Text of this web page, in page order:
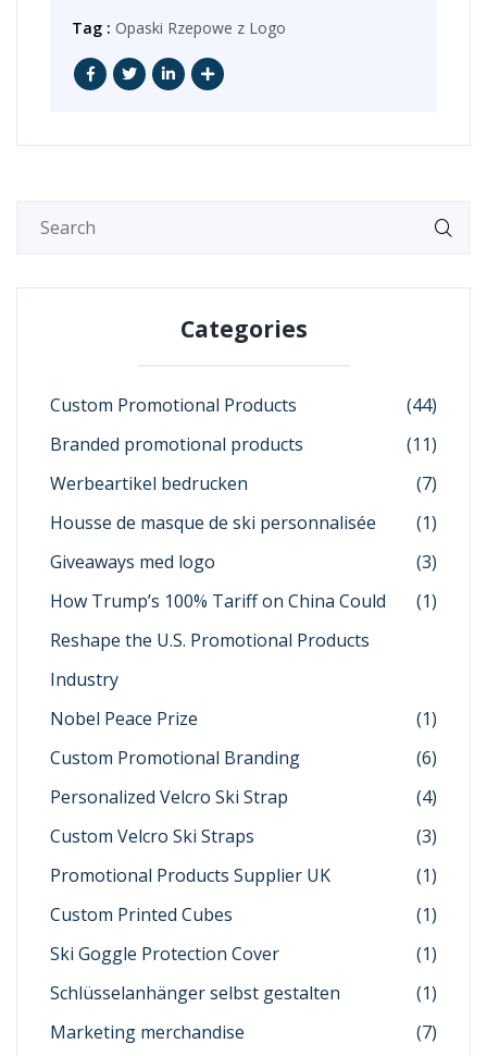
Tag : Opaski Rzepowe z Logo
Categories
Custom Promotional Products
(44)
Branded promotional products
(11)
Werbeartikel bedrucken
(7)
Housse de masque de ski personnalisée
(1)
Giveaways med logo
(3)
How Trump’s 100% Tariff on China Could
Reshape the U.S. Promotional Products
Industry
(1)
Nobel Peace Prize
(1)
Custom Promotional Branding
(6)
Personalized Velcro Ski Strap
(4)
Custom Velcro Ski Straps
(3)
Promotional Products Supplier UK
(1)
Custom Printed Cubes
(1)
Ski Goggle Protection Cover
(1)
Schlüsselanhänger selbst gestalten
(1)
Marketing merchandise
(7)